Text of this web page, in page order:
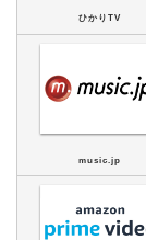
ひかりTV
music.jp